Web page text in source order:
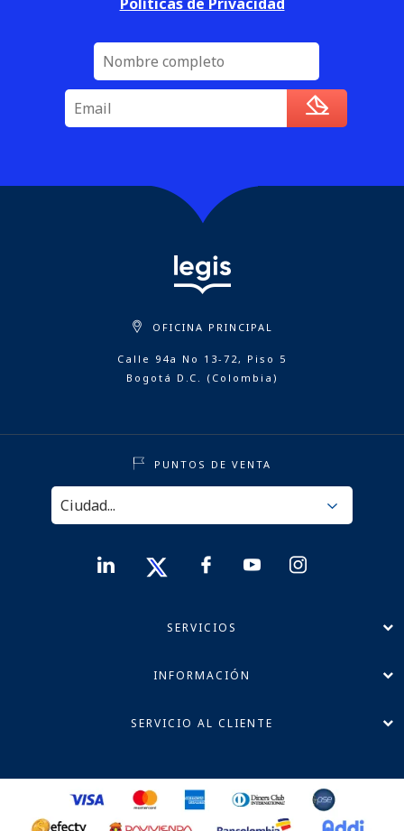
OFICINA PRINCIPAL
Calle 94a No 13-72, Piso 5
Bogotá D.C. (Colombia)
PUNTOS DE VENTA
SERVICIOS
INFORMACIÓN
SERVICIO AL CLIENTE